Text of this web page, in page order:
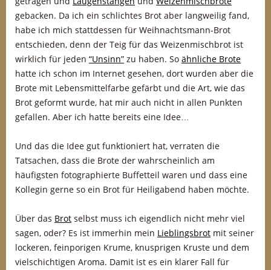
gebacken. Da ich ein schlichtes Brot aber langweilig fand,
habe ich mich stattdessen für Weihnachtsmann-Brot
entschieden, denn der Teig für das Weizenmischbrot ist
wirklich für jeden “Unsinn” zu haben. So ähnliche Brote
hatte ich schon im Internet gesehen, dort wurden aber die
Brote mit Lebensmittelfarbe gefärbt und die Art, wie das
Brot geformt wurde, hat mir auch nicht in allen Punkten
gefallen. Aber ich hatte bereits eine Idee…
Und das die Idee gut funktioniert hat, verraten die
Tatsachen, dass die Brote der wahrscheinlich am
häufigsten fotographierte Buffetteil waren und dass eine
Kollegin gerne so ein Brot für Heiligabend haben möchte.
Über das Brot selbst muss ich eigendlich nicht mehr viel
sagen, oder? Es ist immerhin mein Lieblingsbrot mit seiner
lockeren, feinporigen Krume, knusprigen Kruste und dem
vielschichtigen Aroma. Damit ist es ein klarer Fall für